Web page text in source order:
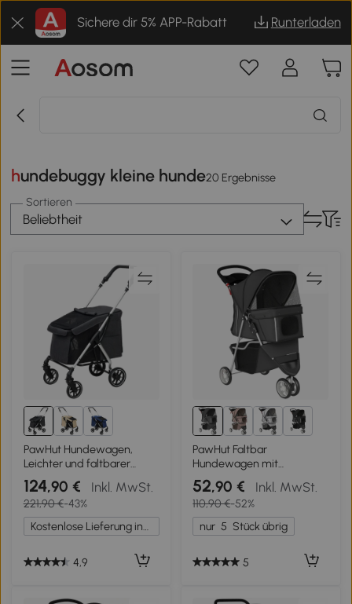
Sichere dir 5% APP-Rabatt Runterladen
hundebuggy kleine hunde20 Ergebnisse
Sortieren
Beliebtheit
PawHut Hundewagen,
Leichter und faltbarer
Transportwagen für kleine
Hunde, waschbares Kissen,
Netzfenster, Grau
124,90 € Inkl. MwSt.
221,90 €-43%
Kostenlose Lieferung innerhalb Deutschlands
4,9
PawHut Faltbar
Hundewagen mit
verstellbarem Verdeck,
Aufbewahrungskorb, für
kleine Hunde bis 10kg, 77 x
44 x 102 cm Dunkelgrau
52,90 € Inkl. MwSt.
110,90 €-52%
nur 5 Stück übrig
5